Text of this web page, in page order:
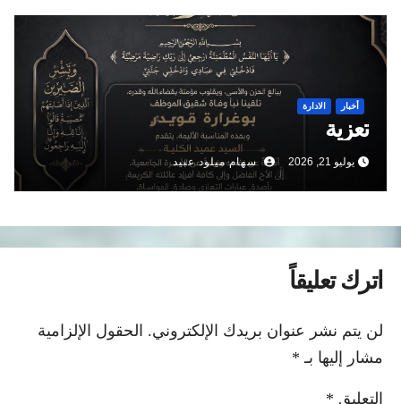
أخبار الادارة
تعزية
يوليو 21, 2026 سهام ميلود عبيد
اترك تعليقاً
لن يتم نشر عنوان بريدك الإلكتروني. الحقول الإلزامية
مشار إليها بـ *
التعليق*